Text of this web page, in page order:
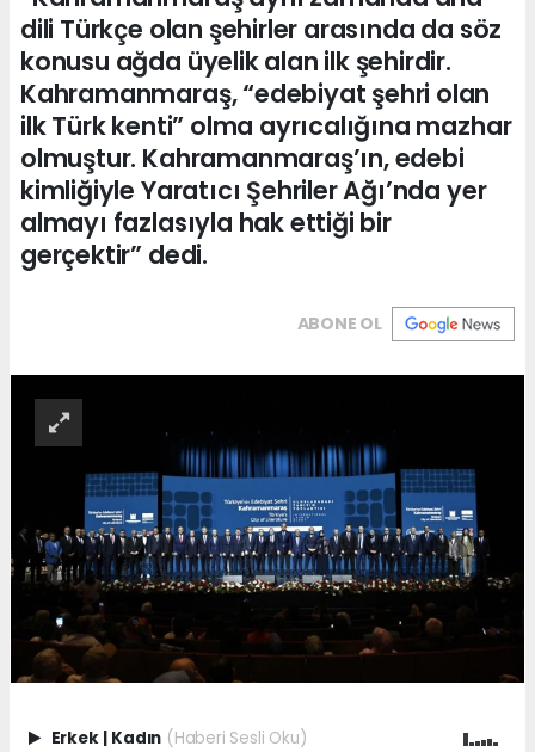
dili Türkçe olan şehirler arasında da söz
konusu ağda üyelik alan ilk şehirdir.
Kahramanmaraş, “edebiyat şehri olan
ilk Türk kenti” olma ayrıcalığına mazhar
olmuştur. Kahramanmaraş’ın, edebi
kimliğiyle Yaratıcı Şehriler Ağı’nda yer
almayı fazlasıyla hak ettiği bir
gerçektir” dedi.
ABONE OL
Erkek Kadın (Haberi Sesli Oku)